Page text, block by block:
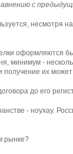
с
несмотря
оформляются
минимум -
их
до его
- ноухау.
рынке?